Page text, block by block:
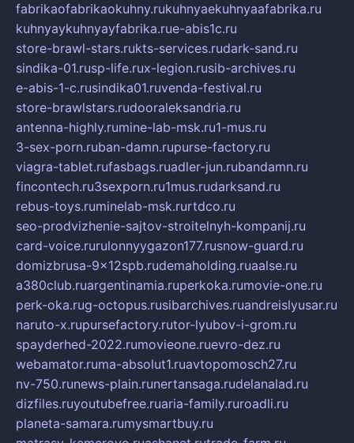
fabrikaofabrikaokuhny.rukuhnyaekuhnyaafabrika.ru
kuhnyaykuhnyayfabrika.rue-abis1c.ru
store-brawl-stars.rukts-services.rudark-sand.ru
sindika-01.rusp-life.rux-legion.rusib-archives.ru
e-abis-1-c.rusindika01.ruvenda-festival.ru
store-brawlstars.rudooraleksandria.ru
antenna-highly.rumine-lab-msk.ru1-mus.ru
3-sex-porn.ruban-damn.rupurse-factory.ru
viagra-tablet.rufasbags.ruadler-jun.rubandamn.ru
fincontech.ru3sexporn.ru1mus.rudarksand.ru
rebus-toys.ruminelab-msk.rurtdco.ru
seo-prodvizhenie-sajtov-stroitelnyh-kompanij.ru
card-voice.rurulonnyygazon177.rusnow-guard.ru
domizbrusa-9x12spb.rudemaholding.ruaalse.ru
a380club.ruargentinamia.ruperkoka.rumovie-one.ru
perk-oka.rug-octopus.rusibarchives.ruandreislyusar.ru
naruto-x.rupursefactory.rutor-lyubov-i-grom.ru
spayderhed-2022.rumovieone.ruevro-dez.ru
webamator.ruma-absolut1.ruavtopomosch27.ru
nv-750.runews-plain.runertansaga.rudelanalad.ru
dizfiles.ruyoutubefree.ruaria-family.ruroadli.ru
planeta-samara.rumysmartbuy.ru